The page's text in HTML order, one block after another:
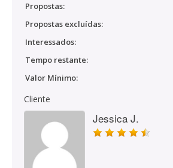
Propostas:
Propostas excluídas:
Interessados:
Tempo restante:
Valor Mínimo:
Cliente
Jessica J.